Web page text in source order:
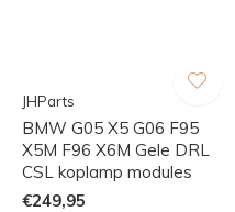
JHParts
BMW G05 X5 G06 F95
X5M F96 X6M Gele DRL
CSL koplamp modules
€249,95